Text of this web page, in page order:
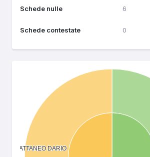
Schede nulle 6
Schede contestate 0